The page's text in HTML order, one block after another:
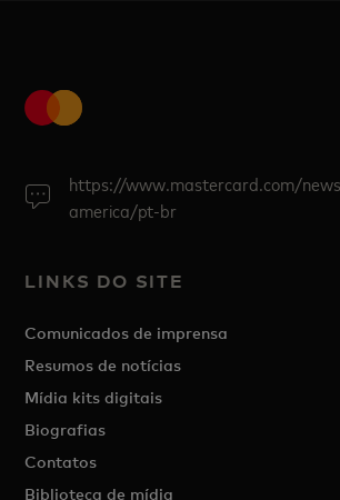
https://www.mastercard.com/
america/pt-br
LINKS DO SITE
Comunicados de imprensa
Resumos de notícias
Mídia kits digitais
Biografias
Contatos
Biblioteca de mídia